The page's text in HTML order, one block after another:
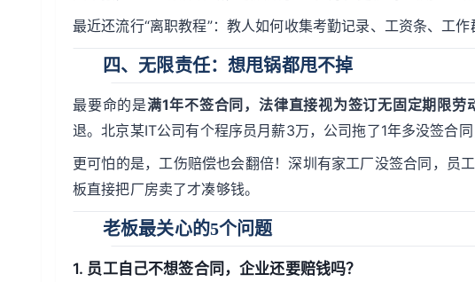
最近还流行“离职教程”：教人如何收集考勤记录、工资条、工
四、 无限责任：想甩锅都甩不掉
最要命的是满1年不签合同，法律直接视为签订无固定期限劳
退。北京某IT公司有个程序员月薪3万，公司拖了1年多没签合
更可怕的是，工伤赔偿也会翻倍！深圳有家工厂没签合同，员
板直接把厂房卖了才凑够钱。
老板最关心的5个问题
1. 员工自己不想签合同，企业还要赔钱吗？